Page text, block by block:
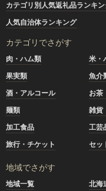
カテゴリ別人気返礼品ランキ
人気自治体ランキング
カテゴリでさがす
肉・ハム類 米・
果実類
魚介
酒・アルコール
お茶
麺類
雑貨
加工食品
工芸
旅行・チケット
セッ
地域でさがす
地域一覧 北海